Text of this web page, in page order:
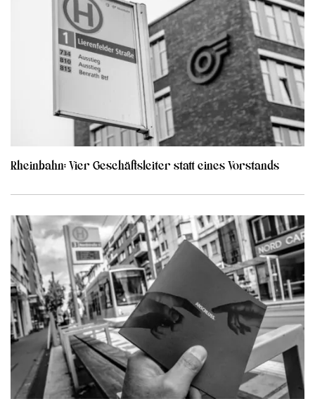
Rheinbahn: Vier Geschäftsleiter statt eines Vorstands